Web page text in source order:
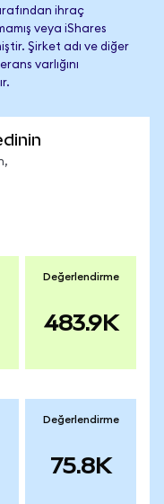
ihraç
veya iShares
Şirket adı ve diğer
varlığını
Değerlendirme
483.9K
Değerlendirme
75.8K